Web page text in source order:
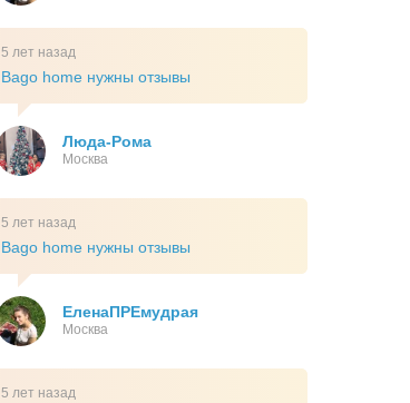
5 лет назад
Bago home нужны отзывы
Люда-Рома
Москва
5 лет назад
Bago home нужны отзывы
ЕленаПРЕмудрая
Москва
5 лет назад